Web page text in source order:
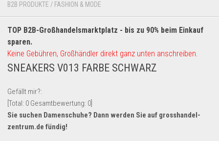
Geschenkartikel
Handy und Smartphone
Kosmetik & Pflege
Lebensmittel & Getränke
Multimedia & Elektro
Münzen
B2B PRODUKTE / FASHION & MODE
TOP B2B-Großhandelsmarktplatz - bis zu 90% beim Einkauf
sparen.
Keine Gebühren, Großhändler direkt ganz unten anschreiben.
SNEAKERS V013 FARBE SCHWARZ
Gefällt mir?:
[Total: 0 Gesamtbewertung: 0
Sie suchen Damenschuhe? Dann werden Sie auf grosshandel-
zentrum.de fündig!